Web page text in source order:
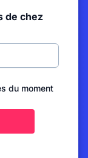
de chez
du moment